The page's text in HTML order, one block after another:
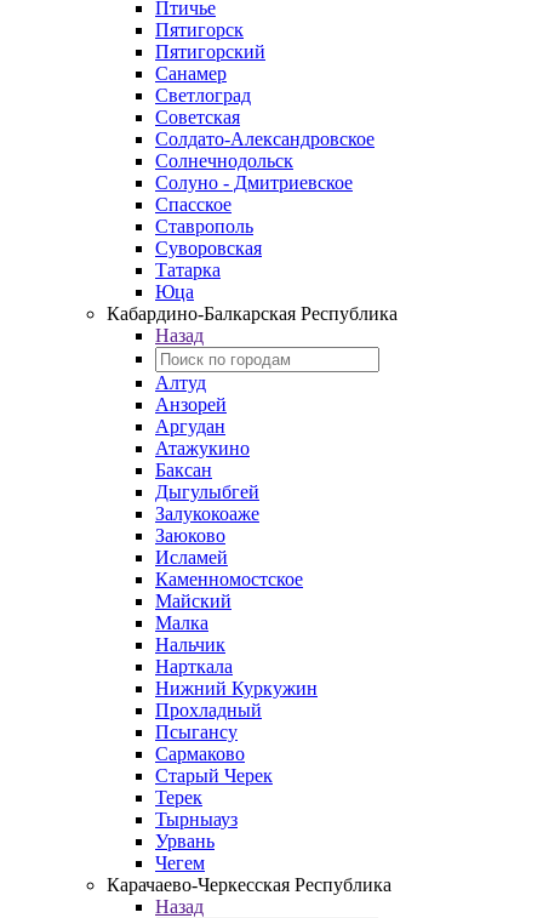
Птичье
Пятигорск
Пятигорский
Санамер
Светлоград
Советская
Солдато-Александровское
Солнечнодольск
Солуно - Дмитриевское
Спасское
Ставрополь
Суворовская
Татарка
Юца
Кабардино‑Балкарская Республика
Назад
Алтуд
Анзорей
Аргудан
Атажукино
Баксан
Дыгулыбгей
Залукокоаже
Заюково
Исламей
Каменномостское
Майский
Малка
Нальчик
Нарткала
Нижний Куркужин
Прохладный
Псыгансу
Сармаково
Старый Черек
Терек
Тырныауз
Урвань
Чегем
Карачаево-Черкесская Республика
Назад